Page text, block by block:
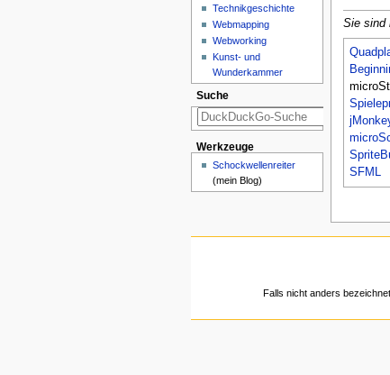
Sie sind
SFML
Technikgeschichte
Webmapping
Webworking
Kunst- und
Wunderkammer
Suche
Werkzeuge
Schockwellenreiter
(mein Blog)
Falls nicht anders